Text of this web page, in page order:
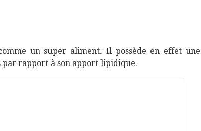
un super aliment. Il possède en effet une
rapport à son apport lipidique.